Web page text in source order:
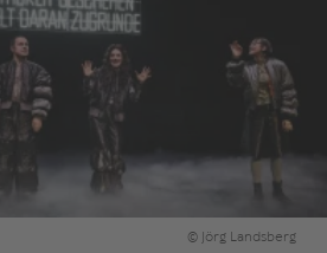
© Jörg Landsberg